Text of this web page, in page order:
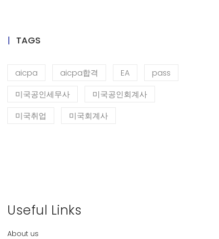
TAGS
aicpa aicpa합격 EA
pass
미국공인세무사
미국공인회계사
미국취업
미국회계사
Useful Links
About us